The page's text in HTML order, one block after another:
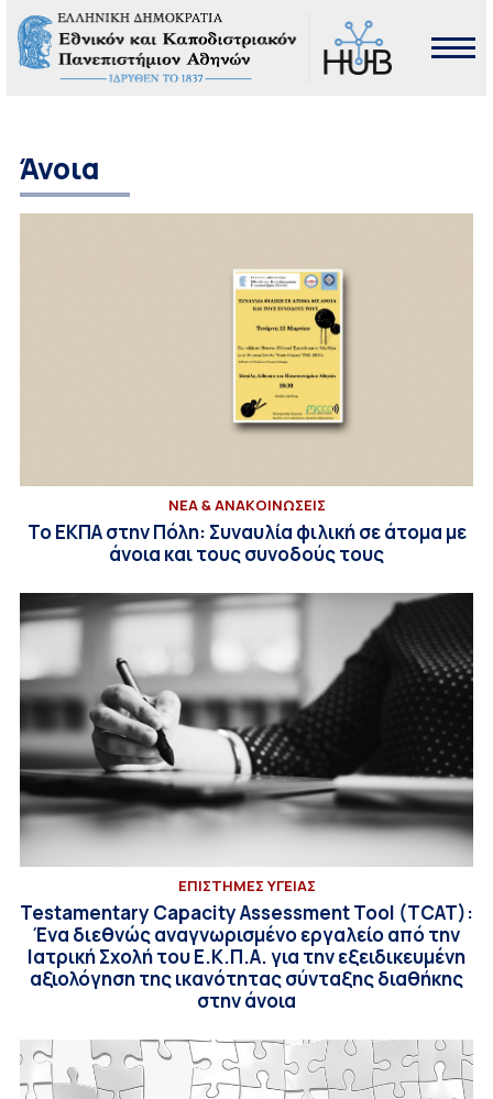
Άνοια
ΝΕΑ & ΑΝΑΚΟΙΝΩΣΕΙΣ
Το ΕΚΠΑ στην Πόλη: Συναυλία φιλική σε άτομα με
άνοια και τους συνοδούς τους
ΕΠΙΣΤΗΜΕΣ ΥΓΕΙΑΣ
Testamentary Capacity Assessment Tool (TCAT):
Ένα διεθνώς αναγνωρισμένο εργαλείο από την
Ιατρική Σχολή του Ε.Κ.Π.Α. για την εξειδικευμένη
αξιολόγηση της ικανότητας σύνταξης διαθήκης
στην άνοια